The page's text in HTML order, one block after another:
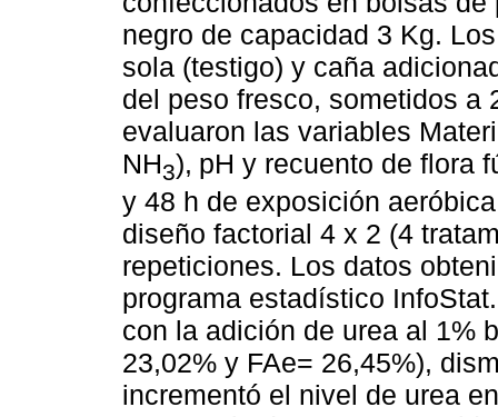
negro de capacidad 3 Kg.
sola (testigo) y caña
del peso fresco, sometidos a
evaluaron las variables
NH3), pH y recuento de flora
y 48 h de exposición
diseño factorial 4 x 2 (4
repeticiones. Los datos
programa estadístico
con la adición de urea al 1%
23,02% y FAe= 26,45%),
incrementó el nivel de urea